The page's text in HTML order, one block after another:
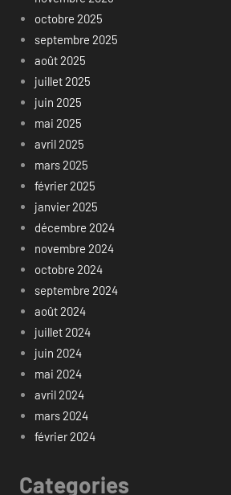
octobre 2025
septembre 2025
août 2025
juillet 2025
juin 2025
mai 2025
avril 2025
mars 2025
février 2025
janvier 2025
décembre 2024
novembre 2024
octobre 2024
septembre 2024
août 2024
juillet 2024
juin 2024
mai 2024
avril 2024
mars 2024
février 2024
Categories